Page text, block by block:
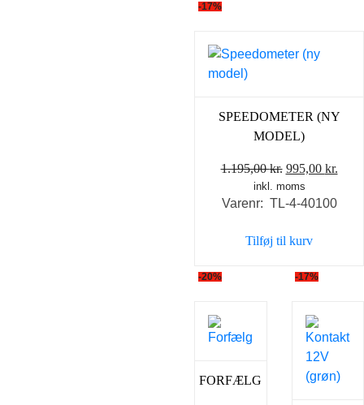
-17%
SPEEDOMETER (NY
MODEL)
1.195,00kr. Den
oprindelige
pris
1.195,00 kr..
995,00 kr.
pris
inkl. moms
Varenr: TL-4-40100
Tilføj til kurv
-20%
FORFÆLG
-17%